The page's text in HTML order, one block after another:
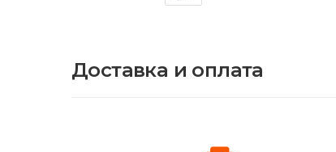
Доставка и оплата